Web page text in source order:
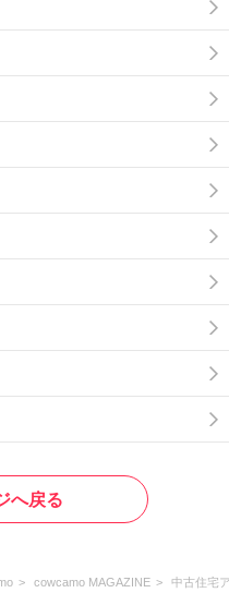
へ戻る
cowcamo MAGAZINE 中古住宅